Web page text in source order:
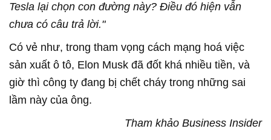
Tesla lại chọn con đường này? Điều đó hiện vẫn
chưa có câu trả lời."
Có vẻ như, trong tham vọng cách mạng hoá việc
sản xuất ô tô, Elon Musk đã đốt khá nhiều tiền, và
giờ thì công ty đang bị chết cháy trong những sai
lầm này của ông.
Tham khảo Business Insider